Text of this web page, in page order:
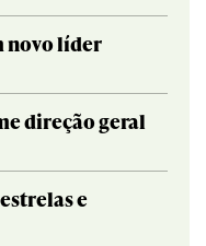
novo líder
direção geral
e